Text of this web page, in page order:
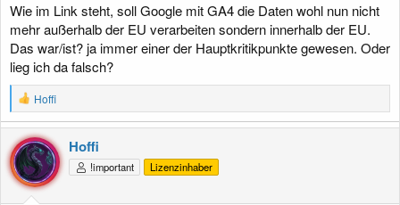
Wie im Link steht, soll Google mit GA4 die Daten wohl nun nicht
mehr außerhalb der EU verarbeiten sondern innerhalb der EU.
Das war/ist? ja immer einer der Hauptkritikpunkte gewesen. Oder
lieg ich da falsch?
R
e
a
k
t
i
o
n
Hoffi
Hoffi
!important Lizenzinhaber